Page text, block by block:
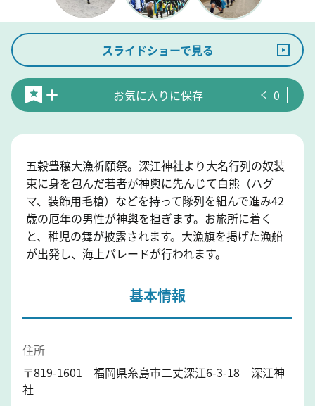
スライドショーで見る
お気に入りに保存 0
五穀豊穣大漁祈願祭。深江神社より大名行列の奴装
束に身を包んだ若者が神輿に先んじて白熊（ハグ
マ、装飾用毛槍）などを持って隊列を組んで進み42
歳の厄年の男性が神輿を担ぎます。お旅所に着く
と、稚児の舞が披露されます。大漁旗を掲げた漁船
が出発し、海上パレードが行われます。
基本情報
住所
〒819-1601 福岡県糸島市二丈深江6-3-18 深江神
社